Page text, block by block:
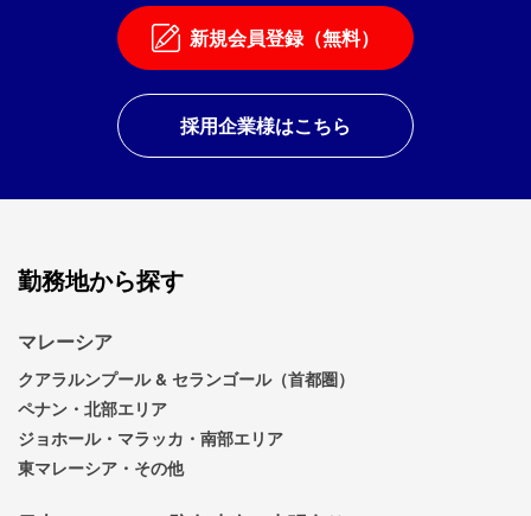
新規会員登録（無料）
採用企業様はこちら
勤務地から探す
マレーシア
クアラルンプール & セランゴール（首都圏）
ペナン・北部エリア
ジョホール・マラッカ・南部エリア
東マレーシア・その他